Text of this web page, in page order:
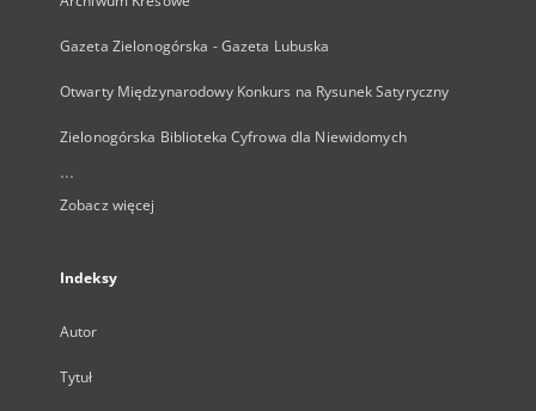
Gazeta Zielonogórska - Gazeta Lubuska
Otwarty Międzynarodowy Konkurs na Rysunek Satyryczny
Zielonogórska Biblioteka Cyfrowa dla Niewidomych
...
Zobacz więcej
Indeksy
Autor
Tytuł